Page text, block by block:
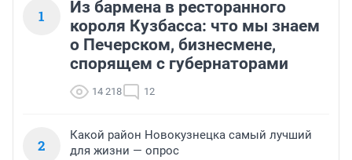
1
Из бармена в ресторанного
короля Кузбасса: что мы знаем
о Печерском, бизнесмене,
спорящем с губернаторами
14 218 12
2
Какой район Новокузнецка самый лучший
для жизни — опрос